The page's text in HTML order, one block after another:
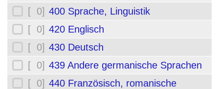
[ 0] 400 Sprache, Linguistik
[ 0] 420 Englisch
[ 0] 430 Deutsch
[ 0] 439 Andere germanische Sprachen
[ 0] 440 Französisch, romanische